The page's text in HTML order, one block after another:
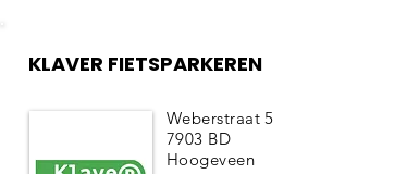
KLAVER FIETSPARKEREN
Weberstraat 5
7903 BD
Hoogeveen